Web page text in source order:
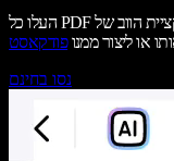
או ליצור ממנופודקאסט
נסו בחינם